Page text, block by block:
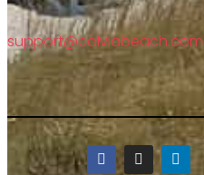
support@calviabeach.com